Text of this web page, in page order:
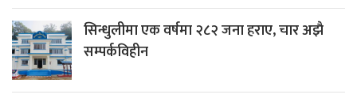
सिन्धुलीमा एक वर्षमा २८२ जना हराए, चार अझै
सम्पर्कविहीन